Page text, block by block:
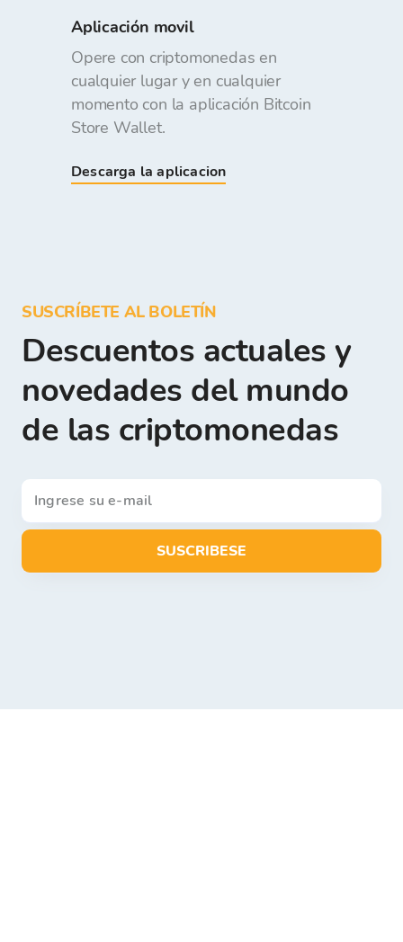
Aplicación movil
Opere con criptomonedas en
cualquier lugar y en cualquier
momento con la aplicación Bitcoin
Store Wallet.
Descarga la aplicacion
SUSCRÍBETE AL BOLETÍN
Descuentos actuales y
novedades del mundo
de las criptomonedas
SUSCRIBESE